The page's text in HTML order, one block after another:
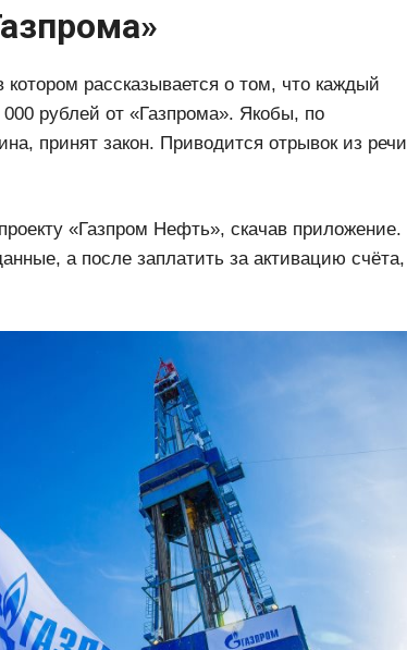
рассказывается о том, что каждый
рублей от «Газпрома». Якобы, по
принят закон. Приводится отрывок из речи
«Газпром Нефть», скачав приложение.
а после заплатить за активацию счёта,